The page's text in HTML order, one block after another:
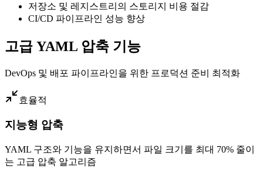
저장소 및 레지스트리의 스토리지 비용 절감
CI/CD 파이프라인 성능 향상
고급 YAML 압축 기능
DevOps 및 배포 파이프라인을 위한 프로덕션 준비 최적화
효율적
지능형 압축
YAML 구조와 기능을 유지하면서 파일 크기를 최대 70% 줄이
는 고급 압축 알고리즘